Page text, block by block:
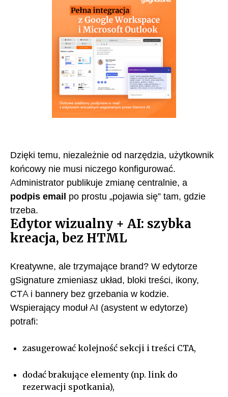
Dzięki temu, niezależnie od narzędzia, użytkownik
końcowy nie musi niczego konfigurować.
Administrator publikuje zmianę centralnie, a
podpis email po prostu „pojawia się” tam, gdzie
trzeba.
Edytor wizualny + AI: szybka
kreacja, bez HTML
Kreatywne, ale trzymające brand? W edytorze
gSignature zmieniasz układ, bloki treści, ikony,
CTA i bannery bez grzebania w kodzie.
Wspierający moduł AI (asystent w edytorze)
potrafi:
zasugerować kolejność sekcji i treści CTA,
dodać brakujące elementy (np. link do
rezerwacji spotkania),